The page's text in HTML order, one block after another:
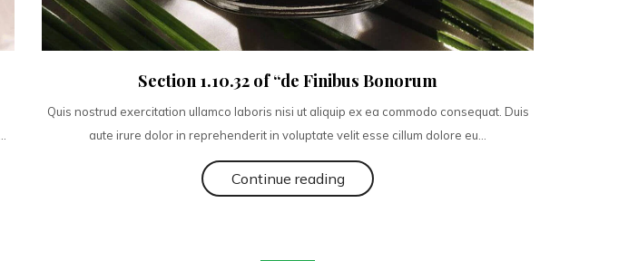
Section 1.10.32 of “de Finibus Bonorum
Quis nostrud exercitation ullamco laboris nisi ut aliquip ex ea commodo consequat. Duis
aute irure dolor in reprehenderit in voluptate velit esse cillum dolore eu...
Continue reading